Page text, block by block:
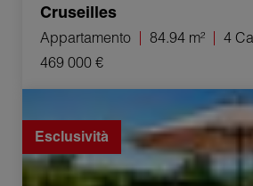
Cruseilles
Appartamento 84.94 m²
4
469 000 €
Vendita Casa Clermont 4 Camere 90
Esclusività